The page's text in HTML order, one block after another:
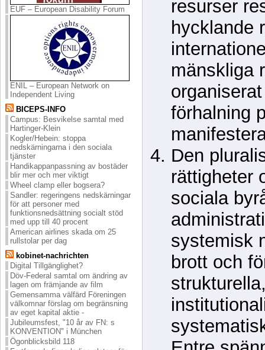
EUF – European Disability Forum
ENIL – European Network on
Independent Living
BICEPS-INFO
Campus: Besvikelse samtal med
Hartinger-Klein
Kogler/Hebein: stoppa
nedskärningarna i den sociala
tjänster
Handikappanpassning av bostäder
blir mer och mer viktigt
Wheel clamp eller bogsera?
Sandler: regeringens nedskärningar
för att personer med
funktionsnedsättning socialt stöd
med upp till 40 procent
American airlines skada om 25
rullstolar per dag
kobinet-nachrichten
Digital Tillgänglighet?
Döv-Federal samtal om ändring av
lagen om främjande av film
Gemensamma välfärd Föreningen
välkomnar förslag om begränsning
av eget kapital aktie -
Jubileumsfest, "10 år av FN: s
KONVENTION" i München
Ögonblicksbild 118
resurser
hycklande
mänskliga
förhalning
Den
rättigheter
sociala
systemisk
brott och